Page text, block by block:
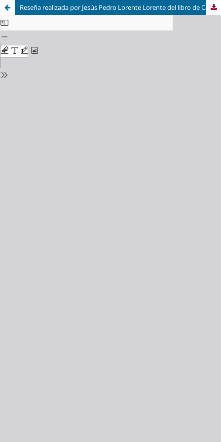
Reseña realizada por Jesús Pedro Lorente Lorente del libro de Carlos Reyero Hermosilla titulado